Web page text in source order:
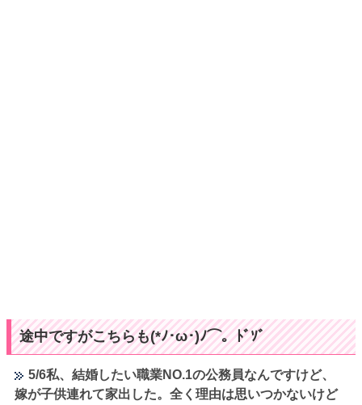
途中ですがこちらも(*ﾉ･ω･)ﾉ⌒。ﾄﾞｿﾞ
5/6私、結婚したい職業NO.1の公務員なんですけど、
嫁が子供連れて家出した。全く理由は思いつかないけど